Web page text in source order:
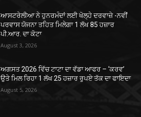
ਆਸਟਰੇਲੀਆ ਨੇ ਹੁਨਰਮੰਦਾਂ ਲਈ ਖੋਲ੍ਹੇ ਦਰਵਾਜ਼ੇ -ਨਵੀਂ
ਪਰਵਾਸ ਯੋਜਨਾ ਤਹਿਤ ਮਿਲੇਗਾ 1 ਲੱਖ 85 ਹਜ਼ਾਰ
ਪੀ.ਆਰ. ਦਾ ਕੋਟਾ
August 3, 2026
ਅਗਸਤ 2026 ਵਿੱਚ ਟਾਟਾ ਦਾ ਵੱਡਾ ਆਫਰ – ‘ਕਰਵ’
ਉਤੇ ਮਿਲ ਰਿਹਾ 1 ਲੱਖ 25 ਹਜ਼ਾਰ ਰੁਪਏ ਤੱਕ ਦਾ ਫਾਇਦਾ
August 5, 2026